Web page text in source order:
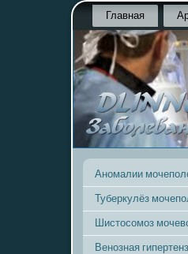
Главная
Аномалии
Туберкулёз
Шистосомоз
Венозная